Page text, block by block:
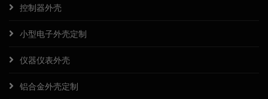
控制器外壳
小型电子外壳定制
仪器仪表外壳
铝合金外壳定制